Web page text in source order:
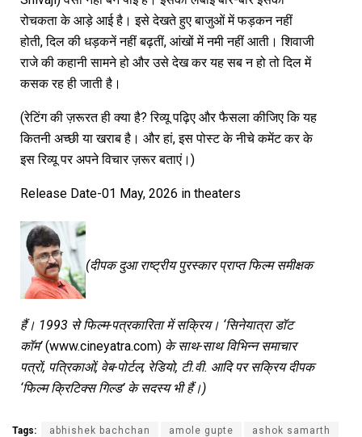
रोचकता के आड़े आई है। इसे देखते हुए बाजुओं में फड़कन नहीं
होती, दिल की धड़कनें नहीं बढ़तीं, आंखों में नमी नहीं आती। शिवाजी
राजे की कहानी सामने हो और उसे देख कर यह सब न हो तो दिल में
कसक रह ही जाती है।
(रेटिंग की ज़रूरत ही क्या है? रिव्यू पढ़िए और फैसला कीजिए कि यह
कितनी अच्छी या खराब है। और हां, इस पोस्ट के नीचे कमेंट कर के
इस रिव्यू पर अपने विचार ज़रूर बताएं।)
Release Date-01 May, 2026 in theaters
(दीपक दुआ राष्ट्रीय पुरस्कार प्राप्त फिल्म समीक्षक
हैं। 1993 से फिल्म-पत्रकारिता में सक्रिय। ‘सिनेयात्रा डॉट
कॉम’(www.cineyatra.com) के साथ-साथ विभिन्न समाचार
पत्रों, पत्रिकाओं, वेब-पोर्टल, रेडियो, टी.वी. आदि पर सक्रिय दीपक
‘फिल्म क्रिटिक्स गिल्ड’ के सदस्य भी हैं।)
Tags: abhishek bachchan amole gupte ashok samarth